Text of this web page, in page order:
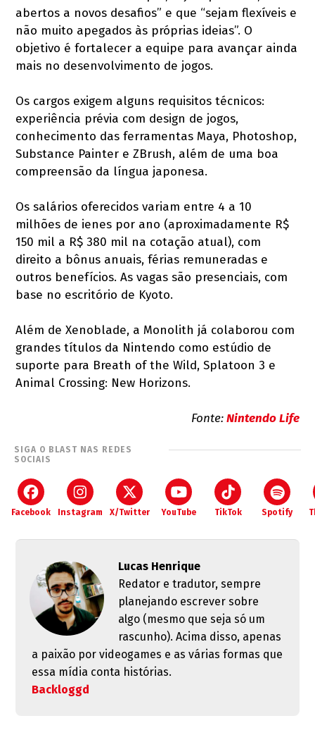
abertos a novos desafios” e que “sejam flexíveis e
não muito apegados às próprias ideias”. O
objetivo é fortalecer a equipe para avançar ainda
mais no desenvolvimento de jogos.
Os cargos exigem alguns requisitos técnicos:
experiência prévia com design de jogos,
conhecimento das ferramentas Maya, Photoshop,
Substance Painter e ZBrush, além de uma boa
compreensão da língua japonesa.
Os salários oferecidos variam entre 4 a 10
milhões de ienes por ano (aproximadamente R$
150 mil a R$ 380 mil na cotação atual), com
direito a bônus anuais, férias remuneradas e
outros benefícios. As vagas são presenciais, com
base no escritório de Kyoto.
Além de Xenoblade, a Monolith já colaborou com
grandes títulos da Nintendo como estúdio de
suporte para Breath of the Wild, Splatoon 3 e
Animal Crossing: New Horizons.
Fonte:Nintendo Life
SIGA O BLAST NAS REDES
SOCIAIS
Facebook Instagram X/Twitter YouTube TikTok Spotify
Lucas Henrique
Redator e tradutor, sempre
planejando escrever sobre
algo (mesmo que seja só um
rascunho). Acima disso, apenas
a paixão por videogames e as várias formas que
essa mídia conta histórias.
Backloggd